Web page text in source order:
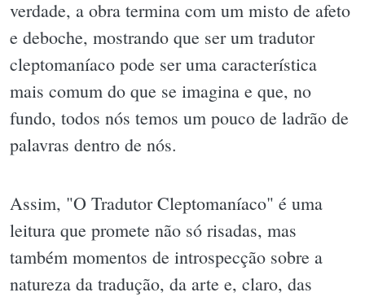
verdade, a obra termina com um misto de afeto
e deboche, mostrando que ser um tradutor
cleptomaníaco pode ser uma característica
mais comum do que se imagina e que, no
fundo, todos nós temos um pouco de ladrão de
palavras dentro de nós.
Assim, "O Tradutor Cleptomaníaco" é uma
leitura que promete não só risadas, mas
também momentos de introspecção sobre a
natureza da tradução, da arte e, claro, das